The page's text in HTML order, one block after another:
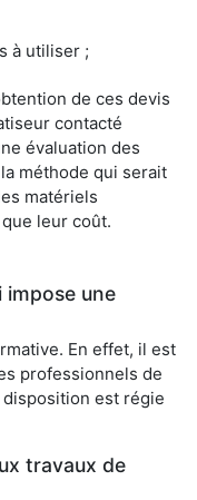
à utiliser ;
de ces devis
contacté
évaluation des
méthode qui serait
matériels
leur coût.
une
En effet, il est
professionnels de
est régie
travaux de